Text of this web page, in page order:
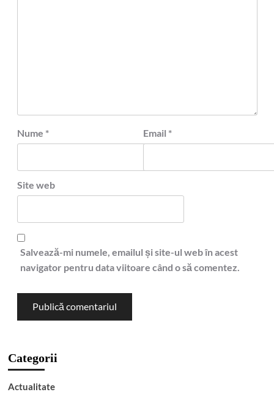
Nume * Email *
Site web
Salvează-mi numele, emailul și site-ul web în acest
navigator pentru data viitoare când o să comentez.
Categorii
Actualitate